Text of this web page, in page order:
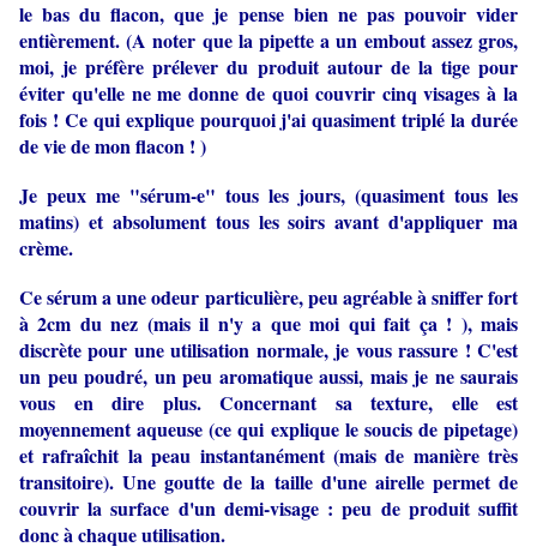
le bas du flacon, que je pense bien ne pas pouvoir vider
entièrement. (A noter que la pipette a un embout assez gros,
moi, je préfère prélever du produit autour de la tige pour
éviter qu'elle ne me donne de quoi couvrir cinq visages à la
fois ! Ce qui explique pourquoi j'ai quasiment triplé la durée
de vie de mon flacon ! )
Je peux me "sérum-e" tous les jours, (quasiment tous les
matins) et absolument tous les soirs avant d'appliquer ma
crème.
Ce sérum a une odeur particulière, peu agréable à sniffer fort
à 2cm du nez (mais il n'y a que moi qui fait ça ! ), mais
discrète pour une utilisation normale, je vous rassure ! C'est
un peu poudré, un peu aromatique aussi, mais je ne saurais
vous en dire plus. Concernant sa texture, elle est
moyennement aqueuse (ce qui explique le soucis de pipetage)
et rafraîchit la peau instantanément (mais de manière très
transitoire). Une goutte de la taille d'une airelle permet de
couvrir la surface d'un demi-visage : peu de produit suffit
donc à chaque utilisation.